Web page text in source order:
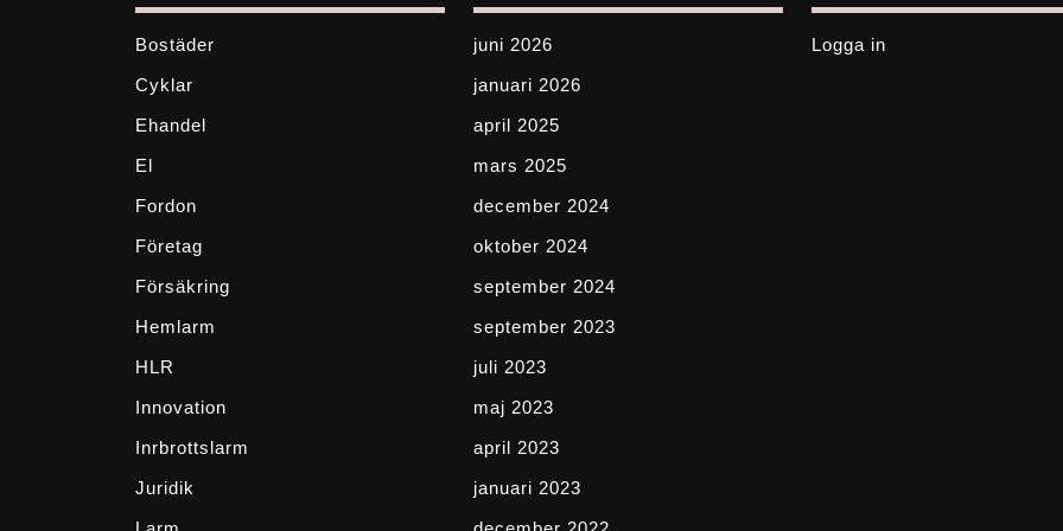
Bostäder
Cyklar
Ehandel
El
Fordon
Företag
Försäkring
Hemlarm
HLR
Innovation
Inrbrottslarm
Juridik
juni 2026
januari 2026
april 2025
mars 2025
december 2024
oktober 2024
september 2024
september 2023
juli 2023
maj 2023
april 2023
januari 2023
Logga in